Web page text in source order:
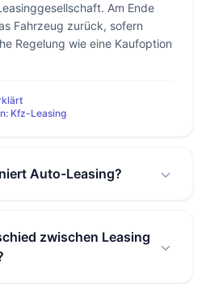
Am Ende
Fahrzeug zurück, sofern
Regelung wie eine Kaufoption
Kfz-Leasing
Auto-Leasing?
zwischen Leasing